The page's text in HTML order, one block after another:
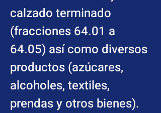
calzado terminado
(fracciones 64.01 a
64.05) así como diversos
productos (azúcares,
alcoholes, textiles,
prendas y otros bienes).